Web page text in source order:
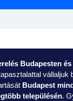
Budapesten
vállaljuk
Budapest
településén.